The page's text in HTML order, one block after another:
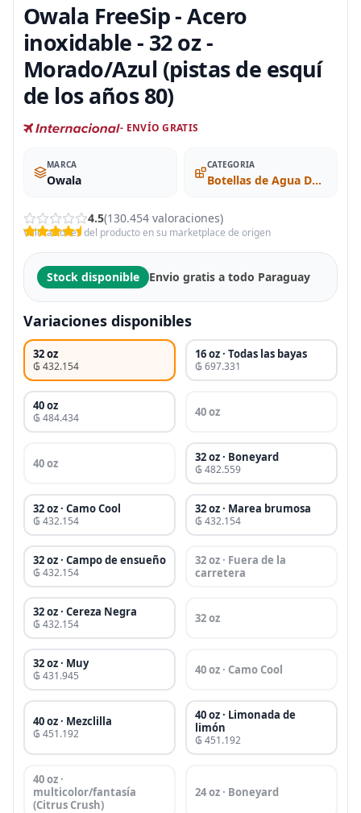
Owala FreeSip - Acero
inoxidable - 32 oz -
Morado/Azul (pistas de esquí
de los años 80)
- ENVÍO GRATIS
MARCA
Owala
CATEGORIA
Botellas de Agua Deportivas
4.5(130.454 valoraciones)
Valoraciones del producto en su marketplace de origen
Stock disponible Envio gratis a todo Paraguay
Variaciones disponibles
32 oz
₲ 432.154
16 oz · Todas las bayas
₲ 697.331
40 oz
₲ 484.434 40 oz
40 oz 32 oz · Boneyard
₲ 482.559
32 oz · Camo Cool
₲ 432.154
32 oz · Marea brumosa
₲ 432.154
32 oz · Campo de ensueño
₲ 432.154
32 oz · Fuera de la
carretera
32 oz · Cereza Negra
₲ 432.154 32 oz
32 oz · Muy
₲ 431.945 40 oz · Camo Cool
40 oz · Mezclilla
₲ 451.192
40 oz · Limonada de
limón
₲ 451.192
40 oz ·
multicolor/fantasía
(Citrus Crush)
24 oz · Boneyard